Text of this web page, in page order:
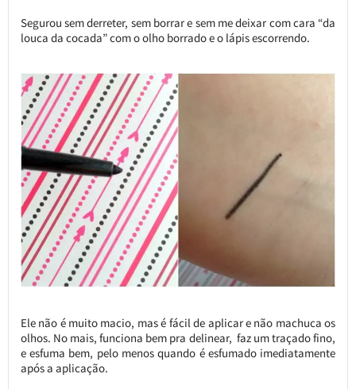
Segurou sem derreter, sem borrar e sem me deixar com cara “da
louca da cocada” com o olho borrado e o lápis escorrendo.
Ele não é muito macio, mas é fácil de aplicar e não machuca os
olhos. No mais, funciona bem pra delinear, faz um traçado fino,
e esfuma bem, pelo menos quando é esfumado imediatamente
após a aplicação.